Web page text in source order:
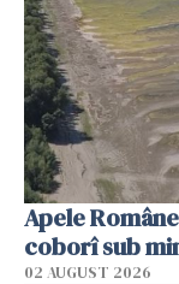
Apele
coborî sub
02 AUGUST 2026